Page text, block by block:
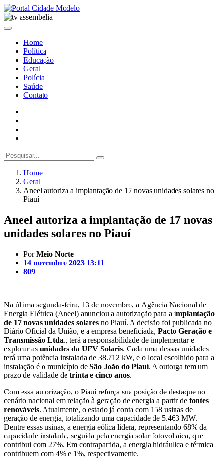
Home
Política
Educação
Geral
Polícia
Saúde
Contato
Home
Geral
Aneel autoriza a implantação de 17 novas unidades solares no
Piauí
Aneel autoriza a implantação de 17 novas
unidades solares no Piauí
PorMeio Norte
14 novembro 2023 13:11
809
Na última segunda-feira, 13 de novembro, a Agência Nacional de
Energia Elétrica (Aneel) anunciou a autorização para a implantação
de 17 novas unidades solares no Piauí. A decisão foi publicada no
Diário Oficial da União, e a empresa beneficiada, Pacto Geração e
Transmissão Ltda., terá a responsabilidade de implementar e
explorar as unidades da UFV Solaris. Cada uma dessas unidades
terá uma potência instalada de 38.712 kW, e o local escolhido para a
instalação é o município de São João do Piauí. A outorga tem um
prazo de validade de trinta e cinco anos.
Com essa autorização, o Piauí reforça sua posição de destaque no
cenário nacional em relação à geração de energia a partir de fontes
renováveis. Atualmente, o estado já conta com 158 usinas de
geração de energia, totalizando uma capacidade de 5.463 MW.
Dentre essas usinas, a energia eólica lidera, representando 68% da
capacidade instalada, seguida pela energia solar fotovoltaica, que
contribui com 27%. Em contrapartida, a energia hidráulica e térmica
contribuem com 4% e 1%, respectivamente.